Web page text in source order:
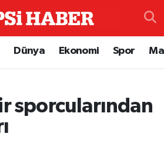
Dünya Ekonomi Spor
sporcularından
Haritası